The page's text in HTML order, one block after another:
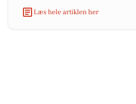
Læs hele artiklen her